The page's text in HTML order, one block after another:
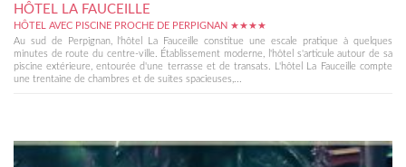
HÔTEL LA FAUCEILLE
HÔTEL AVEC PISCINE PROCHE DE PERPIGNAN ★★★★
Au sud de Perpignan, l'hôtel La Fauceille constitue une escale pratique à quelques
minutes de route du centre-ville. Établissement moderne, l'hôtel s'articule autour de sa
piscine extérieure, entourée d'une terrasse et de transats. L'hôtel La Fauceille compte
une trentaine de chambres et de suites spacieuses,...